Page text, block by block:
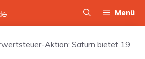
Menü
Aktion: Saturn bietet 19